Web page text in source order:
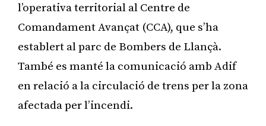
l’operativa territorial al Centre de
Comandament Avançat (CCA), que s’ha
establert al parc de Bombers de Llançà.
També es manté la comunicació amb Adif
en relació a la circulació de trens per la zona
afectada per l’incendi.